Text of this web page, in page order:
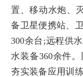
置、移动水炮、
备卫星便携站、
300余台;远程供
水装备360余件
夯实装备应用训